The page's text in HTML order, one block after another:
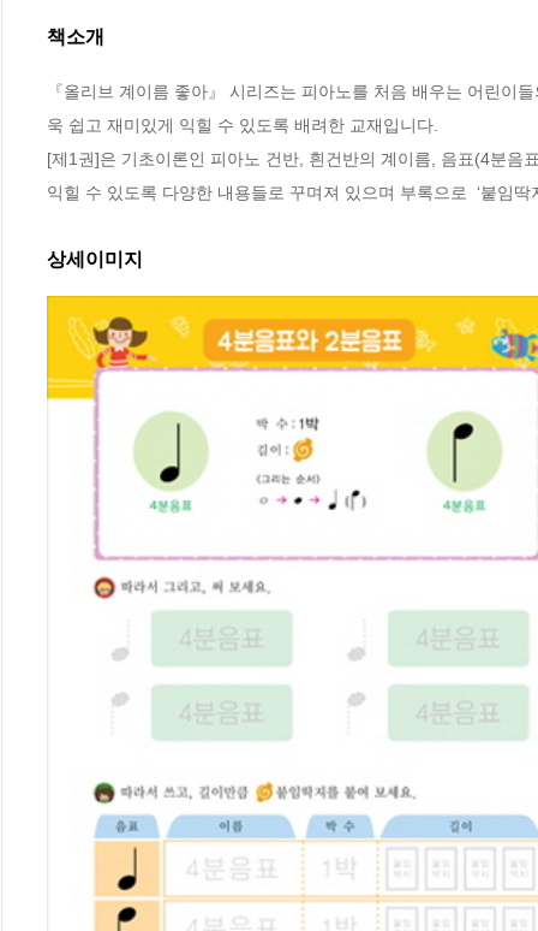
책소개
『올리브 계이름 좋아』 시리즈는 피아노를 처음 배우는 어린이
욱 쉽고 재미있게 익힐 수 있도록 배려한 교재입니다.
[제1권]은 기초이론인 피아노 건반, 흰건반의 계이름, 음표(4분음
익힐 수 있도록 다양한 내용들로 꾸며져 있으며 부록으로  ‘붙임딱
상세이미지